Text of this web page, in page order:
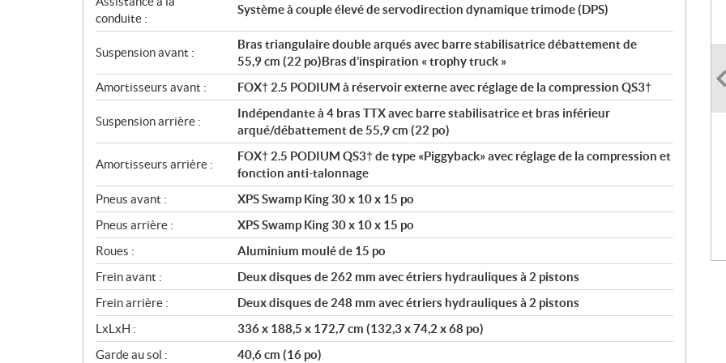
conduite :
Système à couple élevé de servodirection dynamique trimode (DPS)
Suspension avant :
Bras triangulaire double arqués avec barre stabilisatrice débattement de
55,9 cm (22 po)Bras d’inspiration « trophy truck »
Amortisseurs avant :
FOX† 2.5 PODIUM à réservoir externe avec réglage de la compression QS3†
Suspension arrière :
Indépendante à 4 bras TTX avec barre stabilisatrice et bras inférieur
arqué/débattement de 55,9 cm (22 po)
Amortisseurs arrière :
FOX† 2.5 PODIUM QS3† de type «Piggyback» avec réglage de la compression et
fonction anti-talonnage
Pneus avant :
XPS Swamp King 30 x 10 x 15 po
Pneus arrière :
XPS Swamp King 30 x 10 x 15 po
Roues :
Aluminium moulé de 15 po
Frein avant :
Deux disques de 262 mm avec étriers hydrauliques à 2 pistons
Frein arrière :
Deux disques de 248 mm avec étriers hydrauliques à 2 pistons
LxLxH :
336 x 188,5 x 172,7 cm (132,3 x 74,2 x 68 po)
Garde au sol :
40,6 cm (16 po)